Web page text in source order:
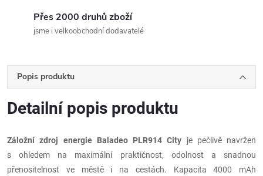
Přes 2000 druhů zboží
jsme i velkoobchodní dodavatelé
Popis produktu
Detailní popis produktu
Záložní zdroj energie Baladeo PLR914 City je pečlivě navržen
s ohledem na maximální praktičnost, odolnost a snadnou
přenositelnost ve městě i na cestách. Kapacita 4000 mAh